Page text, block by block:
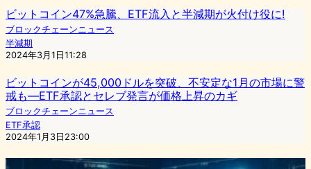
ビットコイン47%急騰、ETF流入と半減期が火付け役に!
ブロックチェーンニュース
半減期
2024年3月1日11:28
ビットコインが45,000ドルを突破、不安定な1月の市場に警
戒も—ETF承認とセレブ発言が価格上昇のカギ
ブロックチェーンニュース
ETF承認
2024年1月3日23:00